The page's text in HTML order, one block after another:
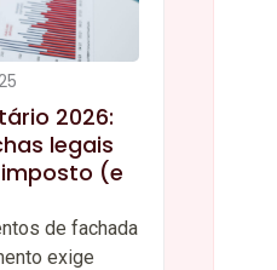
2026:
legais
(e
de fachada
exige